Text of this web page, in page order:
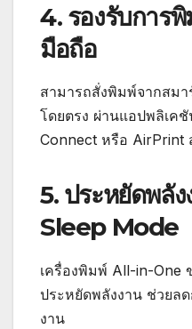
4. รองรับการ
มือถือ
สามารถสั่งพิมพ์จากสม
โดยตรง ผ่านแอปพลิเค
Connect หรือ AirPrint
5. ประหยัดพลั
Sleep Mode
เครื่องพิมพ์ All-in-One
ประหยัดพลังงาน ช่วยล
งาน